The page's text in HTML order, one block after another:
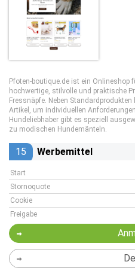
Pfoten-boutique.de ist ein
hochwertige, stilvolle und praktische
Fressnäpfe. Neben
Artikel, um individuellen
Hundeliebhaber gibt es speziell
zu modischen Hundemänteln.
15 Werbemittel
Start
Stornoquote
Cookie
Freigabe